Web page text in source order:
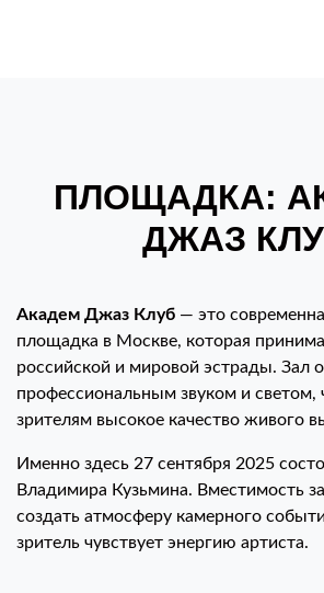
ПЛОЩАДКА:
ДЖАЗ
Академ Джаз Клуб — это
площадка в Москве, которая
российской и мировой эстрады. Зал
профессиональным звуком и светом,
зрителям высокое качество живого
Именно здесь 27 сентября 2025
Владимира Кузьмина. Вместимость
создать атмосферу камерного
зритель чувствует энергию артиста.